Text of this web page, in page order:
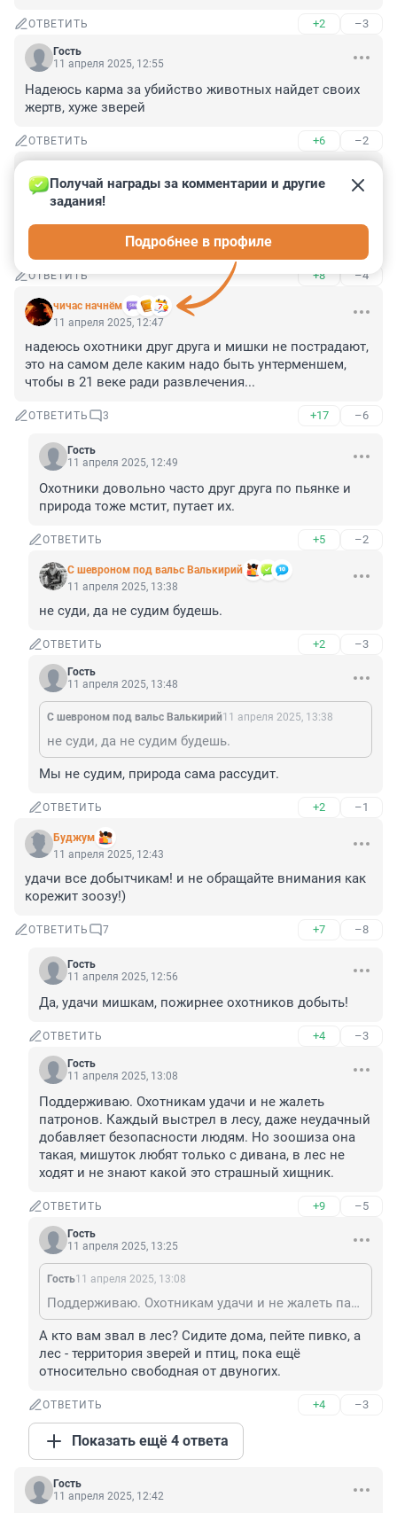
ОТВЕТИТЬ +2 –3
Гость
11 апреля 2025, 12:55
Надеюсь карма за убийство животных найдет своих
жертв, хуже зверей
ОТВЕТИТЬ +6 –2
11 апреля 2025, 12:47
Желаю мишкам удачной засады и охоты на
охотников. И желаю чтобы ни один мишка не
пострадал от человеческих развлекушек.
ОТВЕТИТЬ +8 –4
чичас начнём
Получай награды за комментарии и другие
задания!
Подробнее в профиле
11 апреля 2025, 12:47
надеюсь охотники друг друга и мишки не пострадают,
это на самом деле каким надо быть унтерменшем,
чтобы в 21 веке ради развлечения...
ОТВЕТИТЬ 3 +17 –6
Гость
11 апреля 2025, 12:49
Охотники довольно часто друг друга по пьянке и
природа тоже мстит, путает их.
ОТВЕТИТЬ +5 –2
С шевроном под вальс Валькирий
11 апреля 2025, 13:38
не суди, да не судим будешь.
ОТВЕТИТЬ +2 –3
Гость
11 апреля 2025, 13:48
С шевроном под вальс Валькирий11 апреля 2025, 13:38
не суди, да не судим будешь.
Мы не судим, природа сама рассудит.
ОТВЕТИТЬ +2 –1
Буджум
11 апреля 2025, 12:43
удачи все добытчикам! и не обращайте внимания как
корежит зоозу!)
ОТВЕТИТЬ 7 +7 –8
Гость
11 апреля 2025, 12:56
Да, удачи мишкам, пожирнее охотников добыть!
ОТВЕТИТЬ +4 –3
Гость
11 апреля 2025, 13:08
Поддерживаю. Охотникам удачи и не жалеть
патронов. Каждый выстрел в лесу, даже неудачный
добавляет безопасности людям. Но зоошиза она
такая, мишуток любят только с дивана, в лес не
ходят и не знают какой это страшный хищник.
ОТВЕТИТЬ +9 –5
Гость
11 апреля 2025, 13:25
Гость11 апреля 2025, 13:08
Поддерживаю. Охотникам удачи и не жалеть патронов. Каждый выстрел в лесу, даже неудачный добавляет безопасности людям. Но зоошиза она такая, мишуток любят только с дивана, в лес не ходят и не знают какой это страшный хищник.
А кто вам звал в лес? Сидите дома, пейте пивко, а
лес - территория зверей и птиц, пока ещё
относительно свободная от двуногих.
ОТВЕТИТЬ +4 –3
Показать ещё 4 ответа
Гость
11 апреля 2025, 12:42